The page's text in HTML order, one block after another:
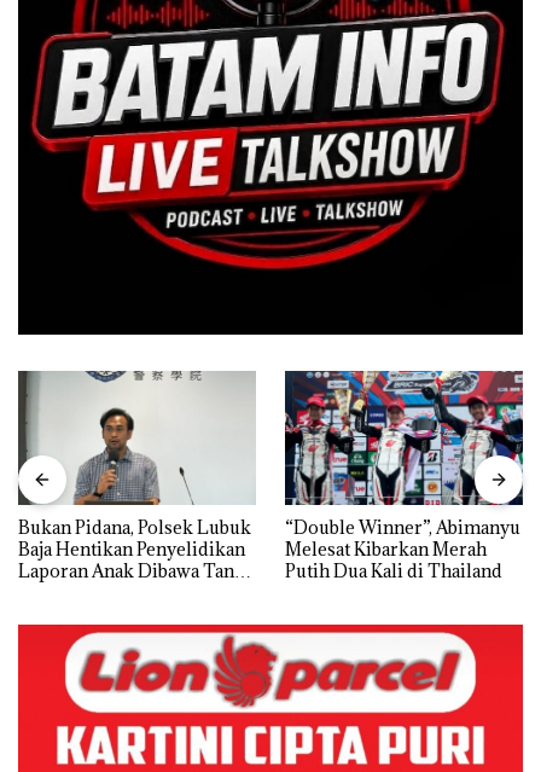
Bukan Pidana, Polsek Lubuk
Baja Hentikan Penyelidikan
Laporan Anak Dibawa Tanpa
“Double Winner”, Abimanyu
Melesat Kibarkan Merah
Putih Dua Kali di Thailand